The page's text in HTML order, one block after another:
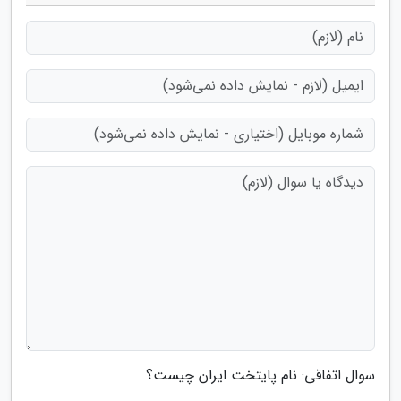
سوال اتفاقی: نام پایتخت ایران چیست؟